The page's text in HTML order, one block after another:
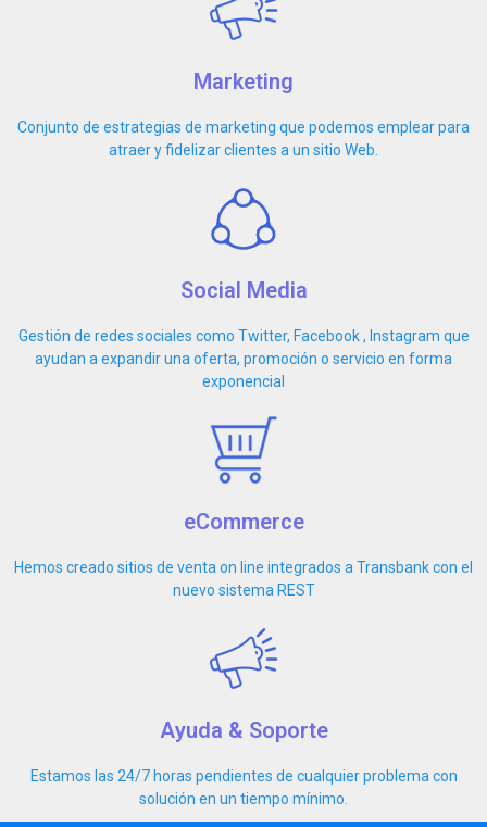
Marketing
Conjunto de estrategias de marketing que podemos emplear para
atraer y fidelizar clientes a un sitio Web.
Social Media
Gestión de redes sociales como Twitter, Facebook , Instagram que
ayudan a expandir una oferta, promoción o servicio en forma
exponencial
eCommerce
Hemos creado sitios de venta on line integrados a Transbank con el
nuevo sistema REST
Ayuda & Soporte
Estamos las 24/7 horas pendientes de cualquier problema con
solución en un tiempo mínimo.